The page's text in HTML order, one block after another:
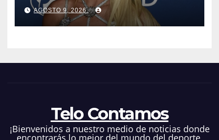
AGOSTO 9, 2026
Telo Contamos
¡Bienvenidos a nuestro medio de noticias donde
encontrarás lo mejor del mundo del deporte,